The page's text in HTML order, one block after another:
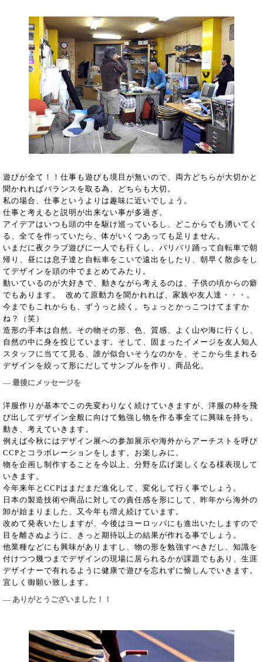
遊びが全て！！仕事も遊びも境目が無いので、両方どちらが大切かと
聞かれればバランスを取る為、どちらも大切。
私の場合、仕事というよりは趣味に近いでしょう。
仕事と考えると説明が出来ない事が多過ぎ。
アイデアはいつも頭の中を駆け巡っているし、どこからでも湧いてく
る、全てを作っていたら、体がいくつあっても足りません。
いまだに夜クラブ遊びに一人でも行くし、バリバリ踊って自転車で朝
帰り、昼には息子達と自転車をこいで遠出をしたり、朝早く散歩をし
てデザインを頭の中でまとめてみたり。
動いているのが大好きで、動きながら考えるのは、子供の頃からの癖
でもあります。 改めて原動力を聞かれれば、家族や友人達・・・。
今までもこれからも、ずうっと続く。ちょっとかっこつけてますか
ね？（笑）
造形の手本は自然。その物その形、色、質感、よく山や海に行くし、
自然の中に身を投じています。そして、固まったイメージを友人知人
スタッフに当てて見る、誰が似合いそうなのかを、そこから生まれる
デザインを絞って形にだしてサンプルを作り、商品化。
― 最後にメッセージを
洋服作りが基本でこの先変わりなく続けていきますが、洋服の枠を飛
び出してデザイン全般に向けて勉強し物を作る事全てに興味を持ち、
動き、考えていきます。
例えば今秋にはデザイン展への参加展示や海外からアーチストを呼び
CCPとコラボレーションをします。お楽しみに。
物を企画し制作することを今以上、分野を広げ楽しくなる様表現して
いきます。
今年来年とCCPはまだまだ進化して、変化して行く事でしょう。
日本の製造技術や商品に対しての責任感を形にして、昨年から海外の
卸が始まりました、又今年も増え続けています。
改めて発表いたしますが、今後はヨーロッパにも進出いたしますので
目を離さぬように、きっと期待以上の結果が作れる事でしょう。
他業種などにも興味がありますし、物の形を勉強すべきだし、知識を
付けつつ幾つまでデザインの現場に居られるかが課題でもあり、生涯
デザイナーで有れるように健康で遊びを忘れずに愉しんでいきます。
宜しく御願い致します。
― ありがとうございました！！